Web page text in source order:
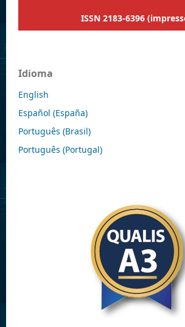
ISSN 2183-6396
Idioma
English
Español (España)
Português (Brasil)
Português (Portugal)